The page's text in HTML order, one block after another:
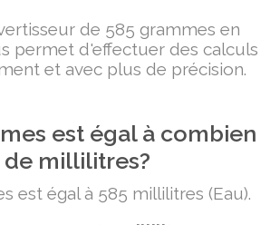
de 585 grammes en
permet d'effectuer des calculs
et avec plus de précision.
est égal à combien
de millilitres?
est égal à 585 millilitres (Eau).